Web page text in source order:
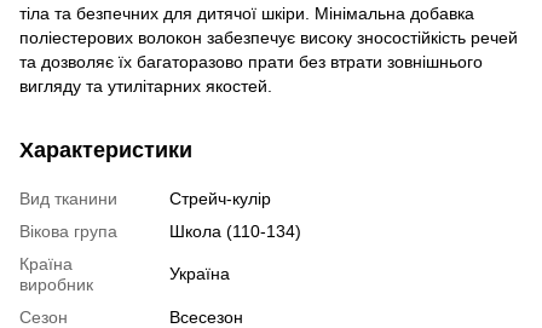
тіла та безпечних для дитячої шкіри. Мінімальна добавка
поліестерових волокон забезпечує високу зносостійкість речей
та дозволяє їх багаторазово прати без втрати зовнішнього
вигляду та утилітарних якостей.
Характеристики
Вид тканини
Стрейч-кулір
Вікова група
Школа (110-134)
Країна
виробник
Україна
Сезон Всесезон